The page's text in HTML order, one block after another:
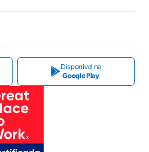
Disponível na
Google Play